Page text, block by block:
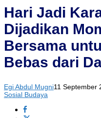
Hari Jadi
Dijadikan
Bersama
Bebas dari
Egi Abdul Mugni11 September
Sosial Budaya